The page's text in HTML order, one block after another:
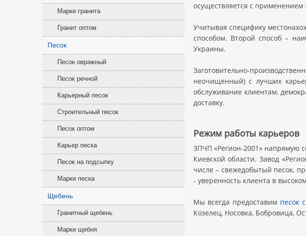
Марки гранита
Гранит оптом
Песок
Песок овражный
Песок речной
Карьерный песок
Строительный песок
Песок оптом
Карьер песка
Песок на подсыпку
Марки песка
Щебень
Гранитный щебень
Марки щебня
осуществляется с применением
Учитывая специфику
способом. Второй способ –
Украины.
Заготовительно-
неочищенный) с лучших
обслуживание клиентам,
доставку.
Режим работы карьеров
ЗПЧП «Регион-2001» напрямую
Киевской области. Завод
числе – свежедобытый песок,
- уверенность клиента в
Мы всегда предоставим песок
Козелец, Носовка, Бобровица,